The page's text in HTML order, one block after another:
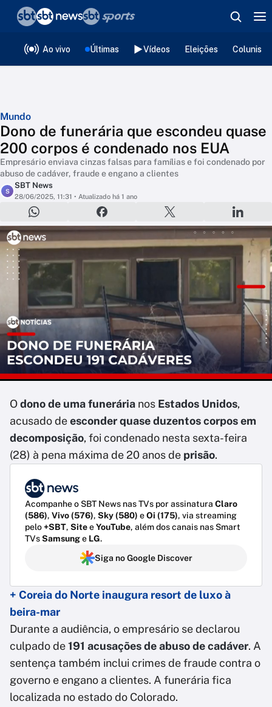
Ao vivo Últimas Vídeos Eleições
Mundo
Dono de funerária que escondeu quase
200 corpos é condenado nos EUA
Empresário enviava cinzas falsas para famílias e foi condenado por
abuso de cadáver, fraude e engano a clientes
S
SBT News
28/06/2025, 11:31 • Atualizado há 1 ano
Odono de uma funerária nos Estados Unidos,
acusado deesconder quase duzentos corpos em
decomposição, foi condenado nesta sexta-feira
(28) à pena máxima de 20 anos de prisão.
Acompanhe o SBT News nas TVs por assinatura Claro
(586), Vivo (576), Sky (580) eOi (175), via streaming
pelo+SBT, SiteeYouTube, além dos canais nas Smart
TVsSamsunge LG.
Siga no Google Discover
+ Coreia do Norte inaugura resort de luxo à
beira-mar
Durante a audiência, o empresário se declarou
culpado de191 acusações de abuso de cadáver. A
sentença também inclui crimes de fraude contra o
governo e engano a clientes. A funerária fica
localizada no estado do Colorado.
❮voltar
Editorias